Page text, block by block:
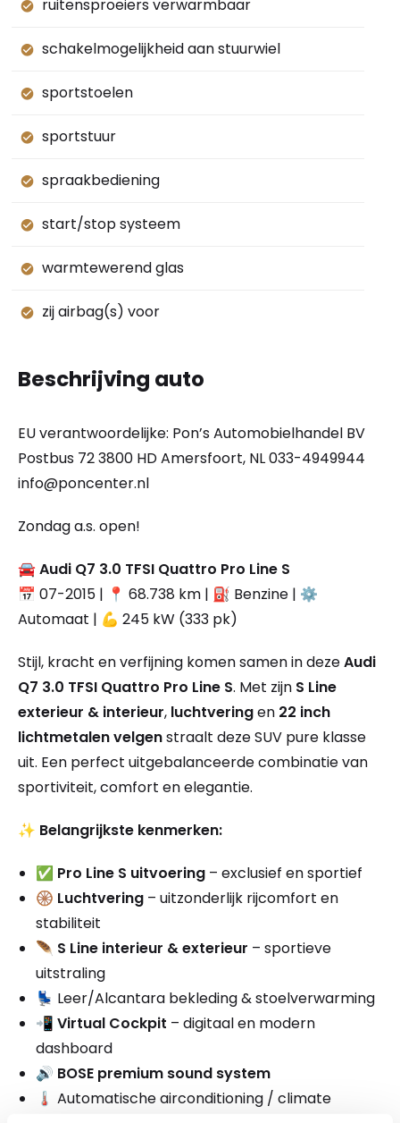
ruitensproeiers verwarmbaar
schakelmogelijkheid aan stuurwiel
sportstoelen
sportstuur
spraakbediening
start/stop systeem
warmtewerend glas
zij airbag(s) voor
Beschrijving auto
EU verantwoordelijke: Pon’s Automobielhandel BV
Postbus 72 3800 HD Amersfoort, NL 033-4949944
info@poncenter.nl
Zondag a.s. open!
🚘Audi Q7 3.0 TFSI Quattro Pro Line S
📅 07-2015 | 📍 68.738 km | ⛽ Benzine | ⚙️
Automaat | 💪 245 kW (333 pk)
Stijl, kracht en verfijning komen samen in dezeAudi
Q7 3.0 TFSI Quattro Pro Line S. Met zijn S Line
exterieur & interieur, luchtveringen 22 inch
lichtmetalen velgenstraalt deze SUV pure klasse
uit. Een perfect uitgebalanceerde combinatie van
sportiviteit, comfort en elegantie.
✨ Belangrijkste kenmerken:
✅ Pro Line S uitvoering – exclusief en sportief
🛞 Luchtvering – uitzonderlijk rijcomfort en
stabiliteit
🪶 S Line interieur & exterieur – sportieve
uitstraling
💺 Leer/Alcantara bekleding & stoelverwarming
📲 Virtual Cockpit – digitaal en modern
dashboard
🔊 BOSE premium sound system
🌡️ Automatische airconditioning / climate